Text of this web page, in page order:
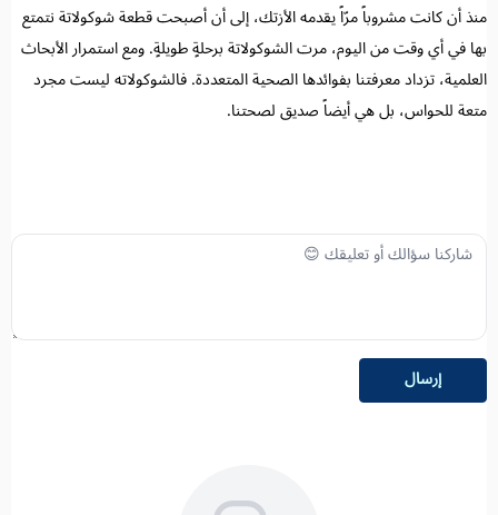
منذ أن كانت مشروباً مرّاً يقدمه الأزتك، إلى أن أصبحت قطعة شوكولاتة نتمتع
بها في أي وقت من اليوم، مرت الشوكولاتة برحلةٍ طويلةٍ. ومع استمرار الأبحاث
العلمية، تزداد معرفتنا بفوائدها الصحية المتعددة. فالشوكولاته ليست مجرد
متعة للحواس، بل هي أيضاً صديق لصحتنا.
إرسال